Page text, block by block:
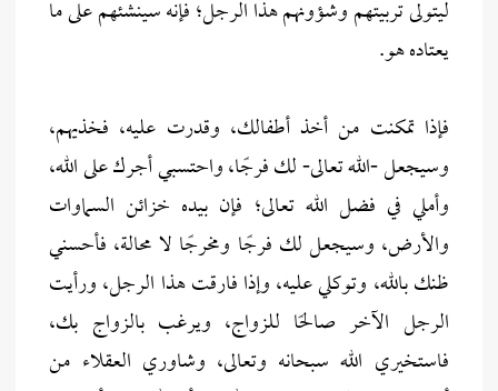
ليتولى تربيتهم وشؤونهم هذا الرجل؛ فإنه سينشئهم على ما
يعتاده هو.
فإذا تمكنت من أخذ أطفالك، وقدرت عليه، فخذيهم،
وسيجعل -الله تعالى- لك فرجًا، واحتسبي أجرك على الله،
وأملي في فضل الله تعالى؛ فإن بيده خزائن السماوات
والأرض، وسيجعل لك فرجًا ومخرجًا لا محالة، فأحسني
ظنك بالله، وتوكلي عليه، وإذا فارقت هذا الرجل، ورأيت
الرجل الآخر صالحًا للزواج، ويرغب بالزواج بك،
فاستخيري الله سبحانه وتعالى، وشاوري العقلاء من